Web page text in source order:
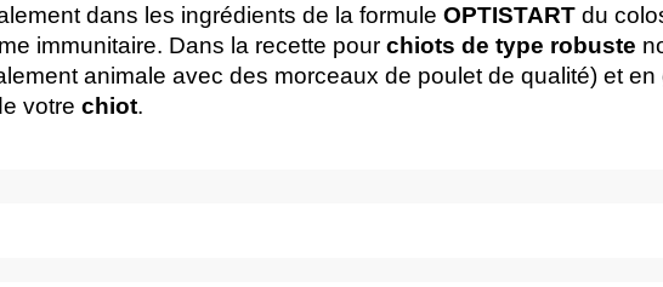
dans les ingrédients de la formule OPTISTART du
immunitaire. Dans la recette pour chiots de type robuste
animale avec des morceaux de poulet de qualité) et
votre chiot.